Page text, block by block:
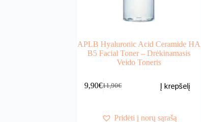
APLB Hyaluronic Acid Ceramide HA
B5 Facial Toner – Drėkinamasis
Veido Toneris
11,90€
Original
11,90€.
9,90€Current
9,90€.
Į krepšelį
Pridėti į norų sąrašą